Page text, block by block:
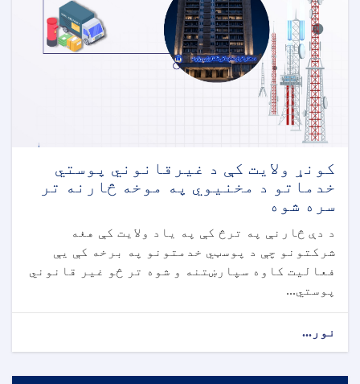
کونړ ولایت کې د غیرقانوني پوستي
خدماتو د مخنیوي په موخه څارنه تر
سره شوه
د دې څارنې په ترڅ کې په یاد ولایت کې هغه
شرکتونو چې د پوسټي خدمتونو په برخه کې یې
فعالیت کاوه سپارښتنه و شوه تر څو غیر قانوني
پوستي...
نور...